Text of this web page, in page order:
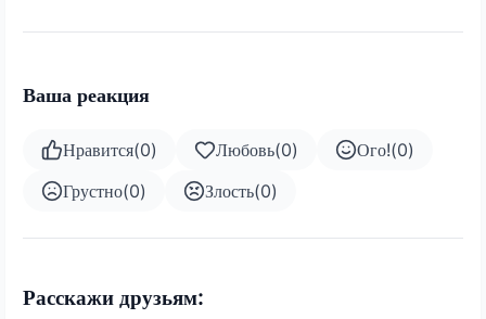
Ваша реакция
Нравится(0) Любовь(0) Ого!(0)
Грустно(0) Злость(0)
Расскажи друзьям: